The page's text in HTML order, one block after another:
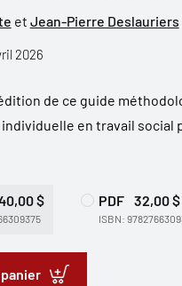
et Jean-Pierre Deslauriers
2026
de ce guide
en travail social
$ PDF 32,00 $
ISBN: